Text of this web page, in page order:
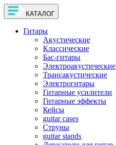
КАТАЛОГ
Гитары
Акустические
Классические
Бас-гитары
Электроакустические
Трансакустические
Электрогитары
Гитарные усилители
Гитарные эффекты
Кейсы
guitar cases
Струны
guitar stands